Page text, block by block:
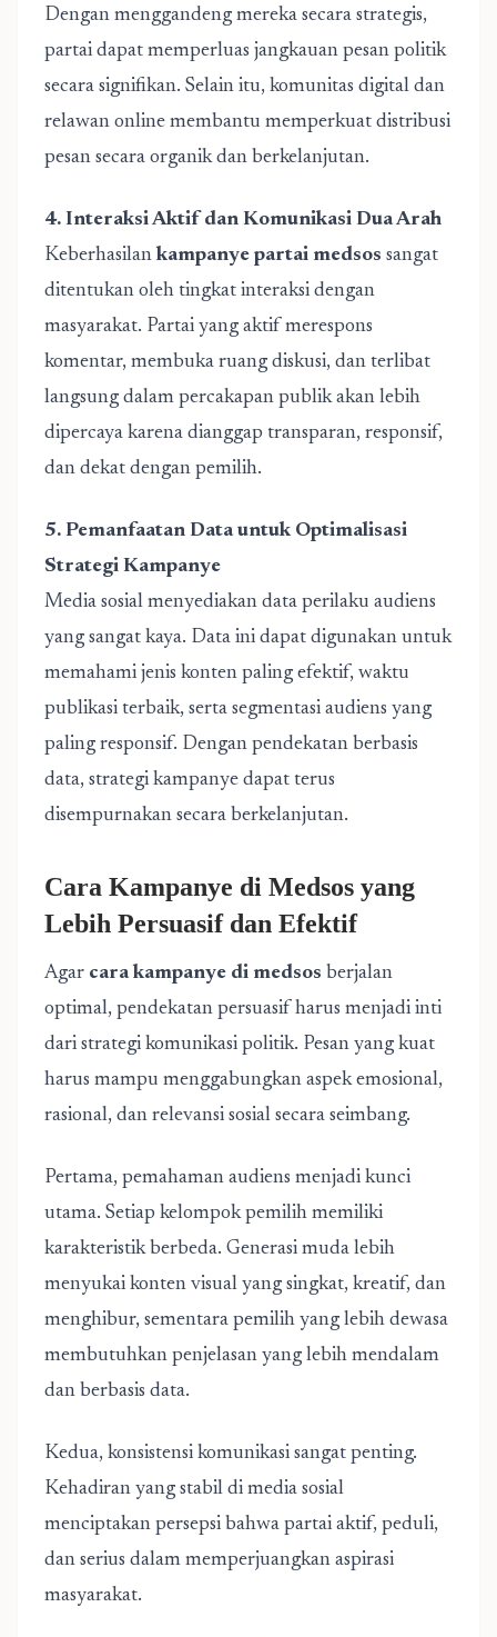
Dengan menggandeng mereka secara strategis,
partai dapat memperluas jangkauan pesan politik
secara signifikan. Selain itu, komunitas digital dan
relawan online membantu memperkuat distribusi
pesan secara organik dan berkelanjutan.
4. Interaksi Aktif dan Komunikasi Dua Arah
Keberhasilan kampanye partai medsos sangat
ditentukan oleh tingkat interaksi dengan
masyarakat. Partai yang aktif merespons
komentar, membuka ruang diskusi, dan terlibat
langsung dalam percakapan publik akan lebih
dipercaya karena dianggap transparan, responsif,
dan dekat dengan pemilih.
5. Pemanfaatan Data untuk Optimalisasi
Strategi Kampanye
Media sosial menyediakan data perilaku audiens
yang sangat kaya. Data ini dapat digunakan untuk
memahami jenis konten paling efektif, waktu
publikasi terbaik, serta segmentasi audiens yang
paling responsif. Dengan pendekatan berbasis
data, strategi kampanye dapat terus
disempurnakan secara berkelanjutan.
Cara Kampanye di Medsos yang
Lebih Persuasif dan Efektif
Agar cara kampanye di medsos berjalan
optimal, pendekatan persuasif harus menjadi inti
dari strategi komunikasi politik. Pesan yang kuat
harus mampu menggabungkan aspek emosional,
rasional, dan relevansi sosial secara seimbang.
Pertama, pemahaman audiens menjadi kunci
utama. Setiap kelompok pemilih memiliki
karakteristik berbeda. Generasi muda lebih
menyukai konten visual yang singkat, kreatif, dan
menghibur, sementara pemilih yang lebih dewasa
membutuhkan penjelasan yang lebih mendalam
dan berbasis data.
Kedua, konsistensi komunikasi sangat penting.
Kehadiran yang stabil di media sosial
menciptakan persepsi bahwa partai aktif, peduli,
dan serius dalam memperjuangkan aspirasi
masyarakat.